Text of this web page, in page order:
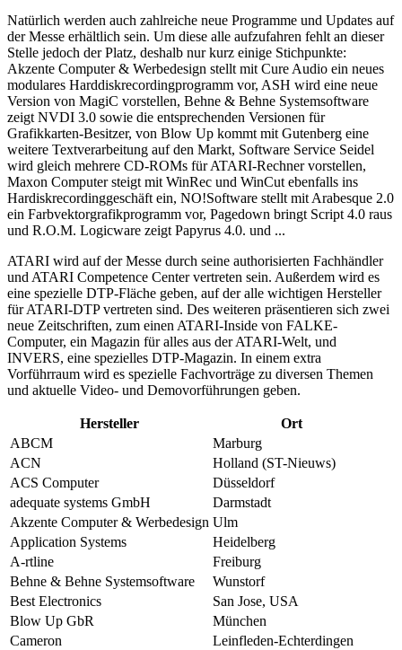
Natürlich werden auch zahlreiche neue Programme und Updates auf
der Messe erhältlich sein. Um diese alle aufzufahren fehlt an dieser
Stelle jedoch der Platz, deshalb nur kurz einige Stichpunkte:
Akzente Computer & Werbedesign stellt mit Cure Audio ein neues
modulares Harddiskrecordingprogramm vor, ASH wird eine neue
Version von MagiC vorstellen, Behne & Behne Systemsoftware
zeigt NVDI 3.0 sowie die entsprechenden Versionen für
Grafikkarten-Besitzer, von Blow Up kommt mit Gutenberg eine
weitere Textverarbeitung auf den Markt, Software Service Seidel
wird gleich mehrere CD-ROMs für ATARI-Rechner vorstellen,
Maxon Computer steigt mit WinRec und WinCut ebenfalls ins
Hardiskrecordinggeschäft ein, NO!Software stellt mit Arabesque 2.0
ein Farbvektorgrafikprogramm vor, Pagedown bringt Script 4.0 raus
und R.O.M. Logicware zeigt Papyrus 4.0. und ...
ATARI wird auf der Messe durch seine authorisierten Fachhändler
und ATARI Competence Center vertreten sein. Außerdem wird es
eine spezielle DTP-Fläche geben, auf der alle wichtigen Hersteller
für ATARI-DTP vertreten sind. Des weiteren präsentieren sich zwei
neue Zeitschriften, zum einen ATARI-Inside von FALKE-
Computer, ein Magazin für alles aus der ATARI-Welt, und
INVERS, eine spezielles DTP-Magazin. In einem extra
Vorführraum wird es spezielle Fachvorträge zu diversen Themen
und aktuelle Video- und Demovorführungen geben.
Hersteller
Ort
ABCM
Marburg
ACN
Holland (ST-Nieuws)
ACS Computer
Düsseldorf
adequate systems GmbH
Darmstadt
Akzente Computer & Werbedesign Ulm
Application Systems
Heidelberg
A-rtline
Freiburg
Behne & Behne Systemsoftware
Wunstorf
Best Electronics
San Jose, USA
Blow Up GbR
München
Cameron
Leinfleden-Echterdingen